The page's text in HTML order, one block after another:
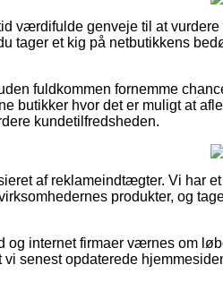
værdifulde genveje til at
tager et kig på netbutikkens
fuldkommen fornemme
butikker hvor det er muligt at
kundetilfredsheden.
af reklameindtægter. Vi har
produkter, og
og internet firmaer værnes om
vi senest opdaterede